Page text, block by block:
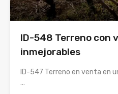
ID-548 Terreno con
inmejorables
ID-547 Terreno en venta en
…